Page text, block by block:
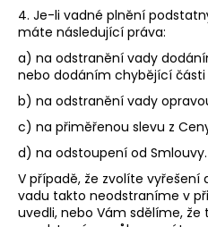
4. Je-li vadné plnění
máte následující práva:
a) na odstranění vady
nebo dodáním chybějící části
b) na odstranění vady
c) na přiměřenou slevu z
d) na odstoupení od Smlouvy.
V případě, že zvolíte
vadu takto neodstraníme v
uvedli, nebo Vám sdělíme,